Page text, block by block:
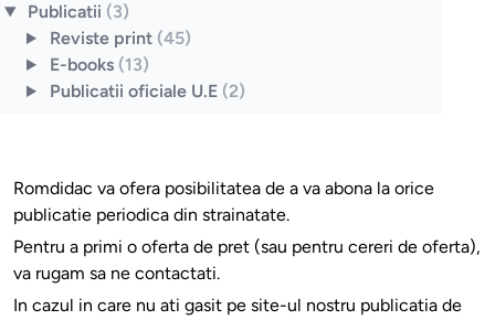
Publicatii (3)
Reviste print (45)
E-books (13)
Publicatii oficiale U.E (2)
Romdidac va ofera posibilitatea de a va abona la orice
publicatie periodica din strainatate.
Pentru a primi o oferta de pret (sau pentru cereri de oferta),
va rugam sa ne contactati.
In cazul in care nu ati gasit pe site-ul nostru publicatia de